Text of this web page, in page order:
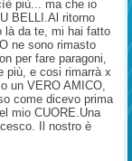
più... ma che io
BELLI.Al ritorno
là da te, mi hai fatto
ne sono rimasto
per fare paragoni,
più, e cosi rimarrà x
un VERO AMICO,
come dicevo prima
mio CUORE.Una
Il nostro è